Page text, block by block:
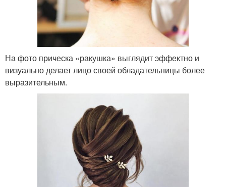
На фото прическа «ракушка» выглядит эффектно и
визуально делает лицо своей обладательницы более
выразительным.